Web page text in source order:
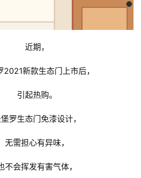
近期，
2021新款生态门上市后，
引起热购。
罗生态门免漆设计，
无需担心有异味，
不会挥发有害气体，